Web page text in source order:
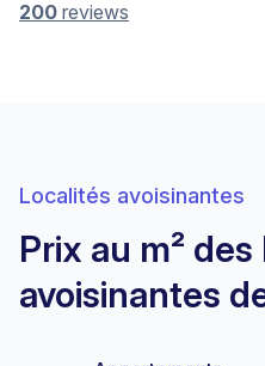
200 reviews
Localités avoisinantes
Prix au m²
avoisinantes